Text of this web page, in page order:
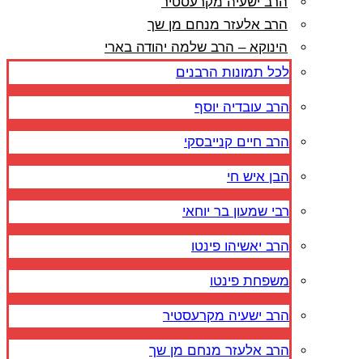
הרב אלעזר מנחם מן שך
הינוקא – הרב שלמה יהודה בארי
לכל תמונות הרבנים
הרב עובדיה יוסף
הרב חיים קנייבסקי
הבן איש חי
רבי שמעון בר יוחאי
הרב יאשיהו פינטו
משפחת פינטו
הרב ישעיה מקרעסטיר
הרב אלעזר מנחם מן שך